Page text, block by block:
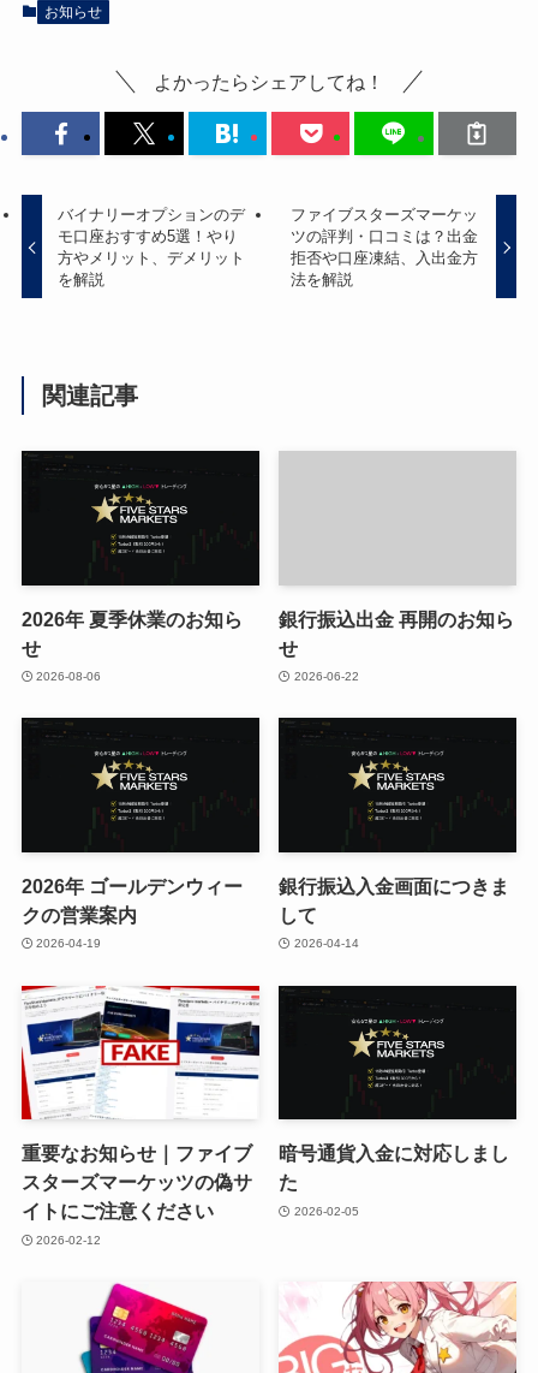
お知らせ
よかったらシェアしてね！
バイナリーオプションのデ
モ口座おすすめ5選！やり
方やメリット、デメリット
を解説
ファイブスターズマーケッ
ツの評判・口コミは？出金
拒否や口座凍結、入出金方
法を解説
関連記事
2026年 夏季休業のお知ら
せ
2026-08-06
銀行振込出金 再開のお知ら
せ
2026-06-22
2026年 ゴールデンウィー
クの営業案内
2026-04-19
銀行振込入金画面につきま
して
2026-04-14
重要なお知らせ｜ファイブ
スターズマーケッツの偽サ
イトにご注意ください
2026-02-12
暗号通貨入金に対応しまし
た
2026-02-05